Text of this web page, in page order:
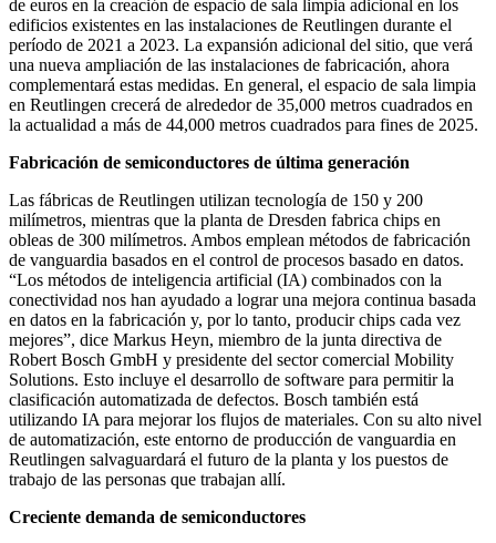
de euros en la creación de espacio de sala limpia adicional en los
edificios existentes en las instalaciones de Reutlingen durante el
período de 2021 a 2023. La expansión adicional del sitio, que verá
una nueva ampliación de las instalaciones de fabricación, ahora
complementará estas medidas. En general, el espacio de sala limpia
en Reutlingen crecerá de alrededor de 35,000 metros cuadrados en
la actualidad a más de 44,000 metros cuadrados para fines de 2025.
Fabricación de semiconductores de última generación
Las fábricas de Reutlingen utilizan tecnología de 150 y 200
milímetros, mientras que la planta de Dresden fabrica chips en
obleas de 300 milímetros. Ambos emplean métodos de fabricación
de vanguardia basados en el control de procesos basado en datos.
“Los métodos de inteligencia artificial (IA) combinados con la
conectividad nos han ayudado a lograr una mejora continua basada
en datos en la fabricación y, por lo tanto, producir chips cada vez
mejores”, dice Markus Heyn, miembro de la junta directiva de
Robert Bosch GmbH y presidente del sector comercial Mobility
Solutions. Esto incluye el desarrollo de software para permitir la
clasificación automatizada de defectos. Bosch también está
utilizando IA para mejorar los flujos de materiales. Con su alto nivel
de automatización, este entorno de producción de vanguardia en
Reutlingen salvaguardará el futuro de la planta y los puestos de
trabajo de las personas que trabajan allí.
Creciente demanda de semiconductores